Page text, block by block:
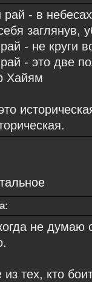
рай - в
заглянув,
- не круги
- это две
Хайям
не думаю
тех, кто